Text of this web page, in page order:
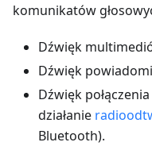
komunikatów
Dźwięk
Dźwięk
Dźwięk
działanie
Bluetooth).